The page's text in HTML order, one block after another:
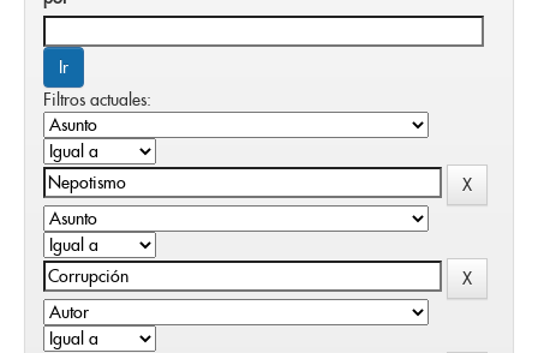
Filtros actuales: